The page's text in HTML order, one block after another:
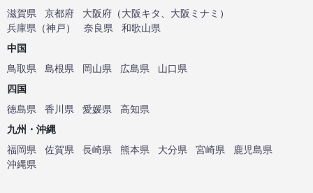
滋賀県
京都府 大阪府 （大阪キタ 大阪ミナミ ）
兵庫県 （神戸） 奈良県
和歌山県
中国
鳥取県
島根県 岡山県 広島県
山口県
四国
徳島県
香川県 愛媛県
高知県
九州・沖縄
福岡県
佐賀県 長崎県 熊本県 大分県 宮崎県
鹿児島県
沖縄県